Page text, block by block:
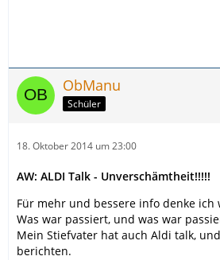
ObManu
Schüler
18. Oktober 2014 um 23:00
AW: ALDI Talk - Unverschämtheit!!!!!
Für mehr und bessere info denke ich
Was war passiert, und was war
Mein Stiefvater hat auch Aldi talk,
berichten.